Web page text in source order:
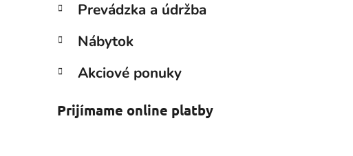
Prevádzka a údržba
Nábytok
Akciové ponuky
Prijímame online platby